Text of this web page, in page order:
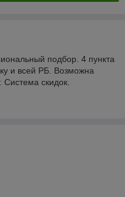
подбор. 4 пункта
и всей РБ. Возможна
Система скидок.